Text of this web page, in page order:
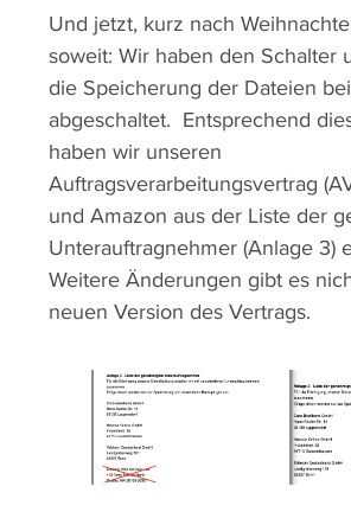
Und jetzt, kurz nach
soweit: Wir haben den Schalter
die Speicherung der Dateien
abgeschaltet. Entsprechend
haben wir unseren
Auftragsverarbeitungsvertrag
und Amazon aus der Liste der
Unterauftragnehmer (Anlage 3)
Weitere Änderungen gibt es
neuen Version des Vertrags.